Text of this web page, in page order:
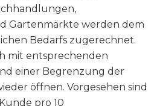
Gartenmärkte werden dem
Bedarfs zugerechnet.
mit entsprechenden
einer Begrenzung der
öffnen. Vorgesehen sind
pro 10